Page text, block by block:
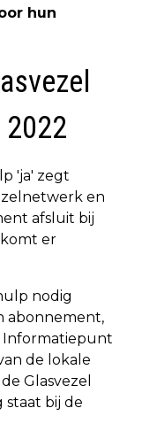
hun
'ja' zegt
en
afsluit bij
er
nodig
abonnement,
Informatiepunt
de lokale
Glasvezel
staat bij de